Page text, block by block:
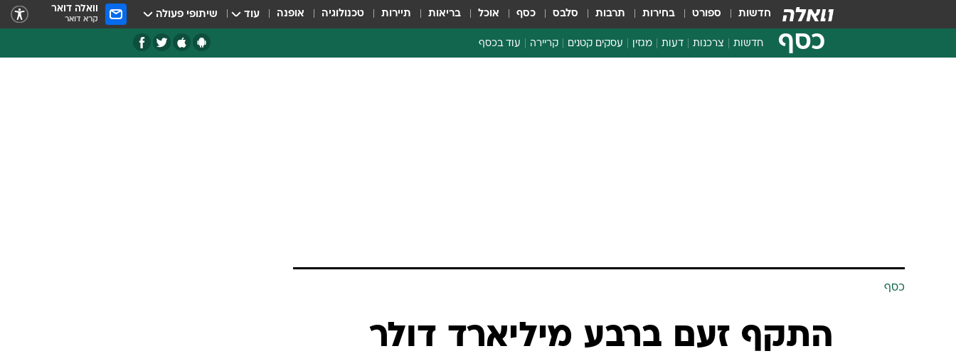
חדשות ספורט בחירות תרבות סלבס כסף אוכל בריאות תיירות טכנולוגיה אופנה עוד שיתופי פעולה וואלה דואר
קרא דואר
כסף חדשות צרכנות דעות מגזין עסקים קטנים קריירה עוד בכסף
כסף
התקף זעם ברבע מיליארד דולר